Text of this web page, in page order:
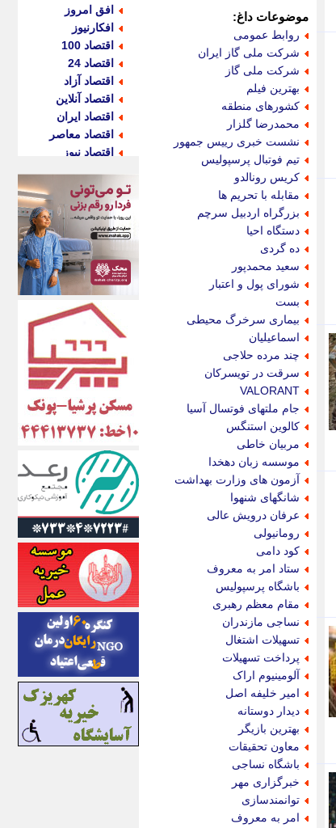
موضوعات داغ:
روابط عمومی
شرکت ملی گاز ایران
شرکت ملی گاز
بهترین فیلم
کشورهای منطقه
محمدرضا گلزار
نشست خبری رییس جمهور
تیم فوتبال پرسپولیس
کریس رونالدو
مقابله با تحریم ها
بزرگراه اردبیل سرچم
دستگاه احیا
ده گردی
سعید محمدپور
شورای پول و اعتبار
بست
بیماری سرخرگ محیطی
اسماعیلیان
چند مرده حلاجی
سرقت در تویسرکان
VALORANT
جام ملتهای فوتسال آسیا
کالوین استنگس
مربیان خاطی
موسسه زبان دهخدا
آزمون های وزارت بهداشت
شانگهای شنهوا
عرفان درویش عالی
رومانیولی
کود دامی
ستاد امر به معروف
باشگاه پرسپولیس
مقام معظم رهبری
نساجی مازندران
تسهیلات اشتغال
پرداخت تسهیلات
آلومینیوم اراک
امیر خلیفه اصل
دیدار دوستانه
بهترین بازیگر
معاون تحقیقات
باشگاه نساجی
خبرگزاری مهر
توانمندسازی
امر به معروف
افق امروز
افکارنیوز
اقتصاد 100
اقتصاد 24
اقتصاد آزاد
اقتصاد آنلاین
اقتصاد ایران
اقتصاد معاصر
اقتصاد نیوز
اکوفارس
اکونگار
اکونیوز
الف
انتشار آنلاین
اندیشه قرن
اندیشه معاصر
اندیشه ها
انرژی پرس
ای استخدام
ایتنا
ایراف
ایران آرت
ایران آنلاین
ایران زندگی
ایران فوری
ایرانی روز
ایرانیتال
ایرنا
ایسکانیوز
ایسنا
ایکنا
ایلنا
اینتیتر
ایونا نیوز
بازتاب آنلاین
باشگاه خبرنگاران
باغستان نیوز
بامبوک
ببین و بخون
بدینسان
بنکر